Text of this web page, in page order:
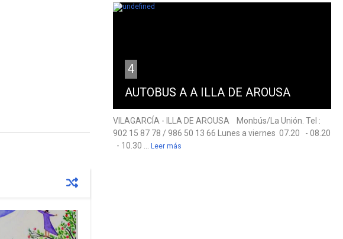
4
AUTOBUS A A ILLA DE AROUSA
VILAGARCÍA - ILLA DE AROUSA Monbús/La Unión. Tel :
902 15 87 78 / 986 50 13 66 Lunes a viernes 07.20 - 08.20
- 10.30 ...
Leer más